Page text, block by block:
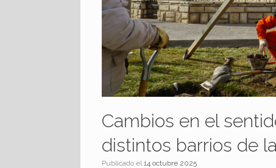
Cambios en el
distintos barrios de
Publicado el14 octubre 2025